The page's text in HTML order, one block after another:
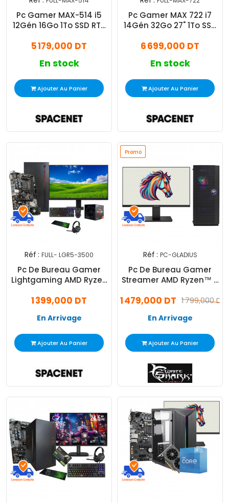
Pc Gamer MAX-514 i5
12Gén 16Go 1To SSD RTX
5 179,000 DT
En stock
Ajouter Au Panier
Pc Gamer MAX 722 i7
14Gén 32Go 27" 1To SSD
6 699,000 DT
En stock
Ajouter Au Panier
Réf : FULL- LGR5-3500
Pc De Bureau Gamer
Lightgaming AMD Ryzen
1 399,000 DT
En Arrivage
Ajouter Au Panier
Promo
Promo
Réf : PC-GLADIUS
Pc De Bureau Gamer
Streamer AMD Ryzen™ 3
1660 Noir1 799,000 DT
1 479,000 DT
En Arrivage
Ajouter Au Panier